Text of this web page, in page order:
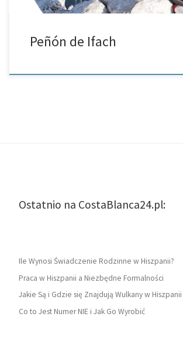
Peñón de Ifach
Ostatnio na CostaBlanca24.pl:
Ile Wynosi Świadczenie Rodzinne w Hiszpanii?
Praca w Hiszpanii a Niezbędne Formalności
Jakie Są i Gdzie się Znajdują Wulkany w Hiszpanii
Co to Jest Numer NIE i Jak Go Wyrobić